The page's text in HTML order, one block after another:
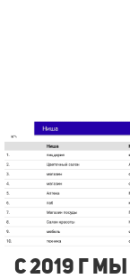
с 2019 г